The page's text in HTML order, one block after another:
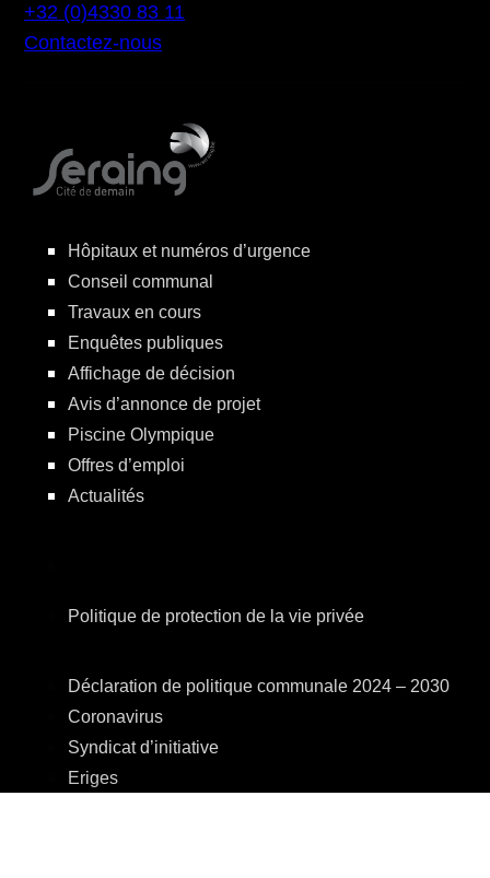
+32 (0)4330 83 11
Contactez-nous
Hôpitaux et numéros d’urgence
Conseil communal
Travaux en cours
Enquêtes publiques
Affichage de décision
Avis d’annonce de projet
Piscine Olympique
Offres d’emploi
Actualités
Politique de protection de la vie privée
Déclaration de politique communale 2024 – 2030
Coronavirus
Syndicat d’initiative
Eriges